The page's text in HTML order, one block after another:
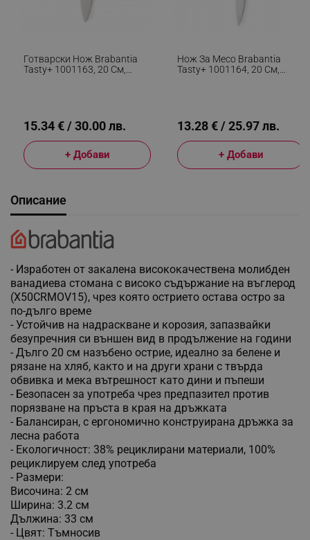
Готварски Нож Brabantia
Tasty+ 1001163, 20 См,
15.34 € / 30.00 лв.
+ Добави
Нож За Месо Brabantia
Tasty+ 1001164, 20 См,
13.28 € / 25.97 лв.
+ Добави
Описание
- Изработен от закалена висококачествена молибден
ванадиева стомана с високо съдържание на въглерод
(X50CRMOV15), чрез която острието остава остро за
по-дълго време
- Устойчив на надраскване и корозия, запазвайки
безупречния си външен вид в продължение на години
- Дълго 20 см назъбено острие, идеално за белене и
рязане на хляб, както и на други храни с твърда
обвивка и мека вътрешност като дини и пъпеши
- Безопасен за употреба чрез предпазител против
порязване на пръста в края на дръжката
- Балансиран, с ергономично конструирана дръжка за
лесна работа
- Екологичност: 38% рециклирани материали, 100%
рециклируем след употреба
- Размери:
Височина: 2 см
Ширина: 3.2 см
Дължина: 33 см
- Цвят: Тъмносив